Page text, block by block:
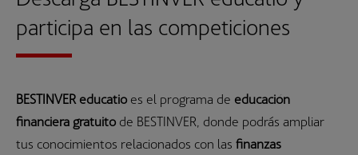
participa en las competiciones
BESTINVER educatio es el programa de educación
financiera gratuito de BESTINVER, donde podrás ampliar
tus conocimientos relacionados con las finanzas